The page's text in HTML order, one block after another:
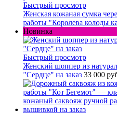
Быстрый просмотр
Женская кожаная сумка
работы "Королева колоды
Новинка
Быстрый просмотр
Женский шоппер из
"Сердце" на заказ 33 000